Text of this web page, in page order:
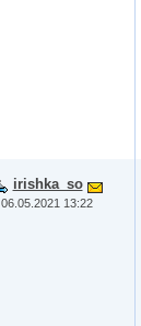
irishka_so
06.05.2021 13:22